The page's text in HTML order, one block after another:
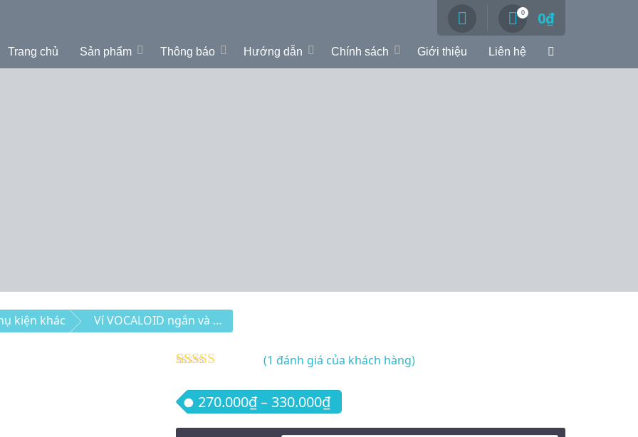
0 0₫
Trang chủ Sản phẩm Thông báo Hướng dẫn Chính sách Giới thiệu Liên hệ
kiện khác Ví VOCALOID ngắn và dài (mẫu 1)
dựa trên
đánh giá
(1 đánh giá của khách hàng)
270.000₫– 330.000₫Khoảng giá: từ 270.000₫ đến 330.000₫